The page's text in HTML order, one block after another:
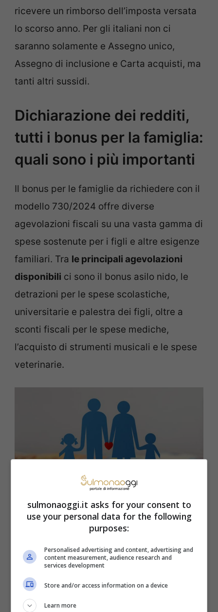
ricevere un rimborso dell’imposta versata
lo scorso anno. Per gli italiani non ci
saranno solamente e Assegno unico,
Assegno di inclusione e Carta acquisti, ma
tanti altri sussidi.
Dichiarazione dei redditi,
tutti i bonus per la famiglia:
quali sono i più importanti
Il bonus per le famiglie da richiedere con il
modello 730/2024 offre diverse
agevolazioni fiscali su una vasta gamma di
spese sostenute per i figli e altre esigenze
familiari. Tra le principali agevolazioni
disponibili ci sono il bonus asilo nido, le
detrazioni per le spese scolastiche,
universitarie e palestra dei figli, oltre a
sconti fiscali per le spese mediche,
l’acquisto di strumenti musicali e le spese
veterinarie.
Quali sono i bonus più appetibili per le famiglie
Proprio ilbonus asilo nido
parti. La prima è unrimborso diretto
famiglie con un ISEE inferiore a 25.000
sulmonaoggi.it asks for your consent to
use your personal data for the following
purposes:
Personalised advertising and content, advertising and
content measurement, audience research and
services development
Store and/or access information on a device
Learn more